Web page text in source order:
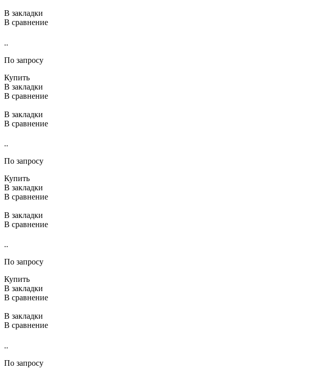
В закладки
В сравнение
..
По запросу
Купить
В закладки
В сравнение
В закладки
В сравнение
..
По запросу
Купить
В закладки
В сравнение
В закладки
В сравнение
..
По запросу
Купить
В закладки
В сравнение
В закладки
В сравнение
..
По запросу